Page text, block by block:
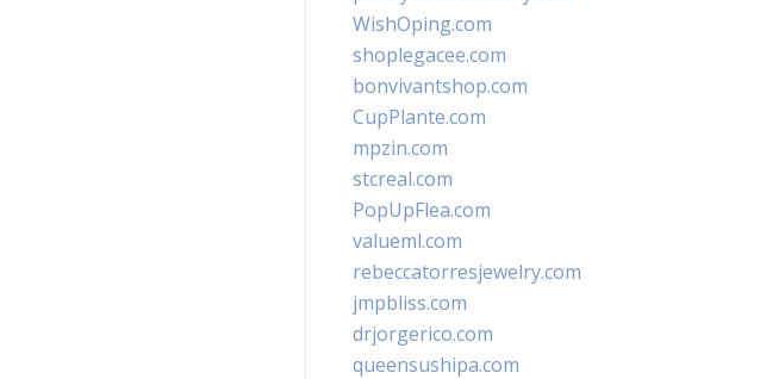
WishOping.com
shoplegacee.com
bonvivantshop.com
CupPlante.com
mpzin.com
stcreal.com
PopUpFlea.com
valueml.com
rebeccatorresjewelry.com
jmpbliss.com
drjorgerico.com
queensushipa.com